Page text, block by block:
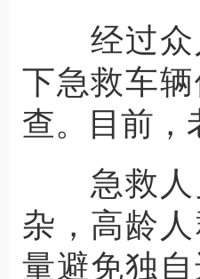
经过众人
下急救车
查。目前，
急救人员
杂，高龄
量避免独